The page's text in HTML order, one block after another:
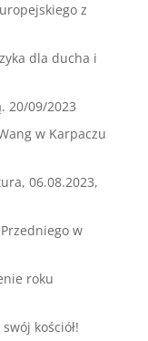
z
dla ducha i
20/09/2023
w Karpaczu
06.08.2023,
w
roku
kościół!